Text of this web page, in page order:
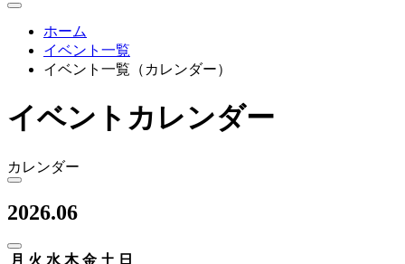
ホーム
イベント一覧
イベント一覧（カレンダー）
イベントカレンダー
カレンダー
2026.06
月 火 水 木 金 土 日